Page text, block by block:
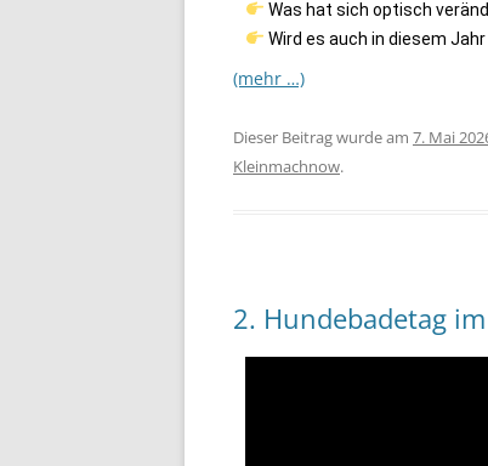
Was hat sich optisch
Wird es auch in diesem
(mehr …)
Dieser Beitrag wurde am 7. Mai
Kleinmachnow.
2. Hundebadetag